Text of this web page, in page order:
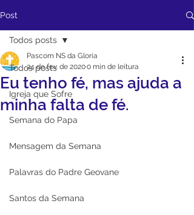
Post
Todos posts
Igreja que Sofre
Semana do Papa
Mensagem da Semana
Palavras do Padre Geovane
Santos da Semana
Todos posts
Eu tenho fé, mas ajuda a
minha falta de fé.
Pascom NS da Gloria
24 de fev. de 20200 min de leitura